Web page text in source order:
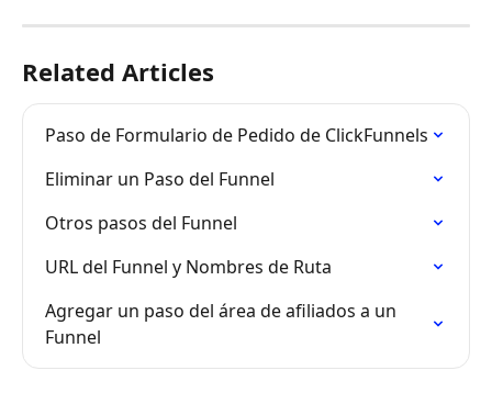
Related Articles
Paso de Formulario de Pedido de ClickFunnels
Eliminar un Paso del Funnel
Otros pasos del Funnel
URL del Funnel y Nombres de Ruta
Agregar un paso del área de afiliados a un
Funnel